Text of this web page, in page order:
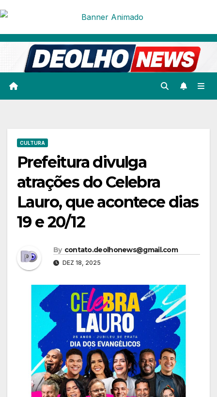
Skip
content
CULTURA
Prefeitura divulga
atrações do Celebra
Lauro, que acontece dias
19 e 20/12
By contato.deolhonews@gmail.com
DEZ 18, 2025